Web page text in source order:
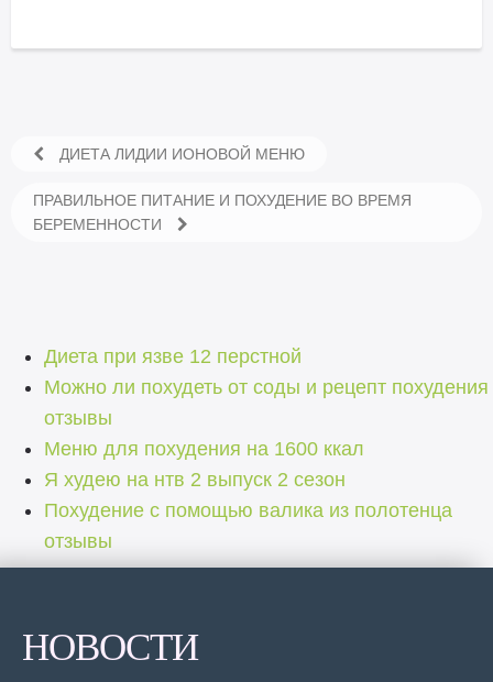
ДИЕТА ЛИДИИ ИОНОВОЙ МЕНЮ
ПРАВИЛЬНОЕ ПИТАНИЕ И ПОХУДЕНИЕ ВО ВРЕМЯ
БЕРЕМЕННОСТИ
Диета при язве 12 перстной
Можно ли похудеть от соды и рецепт похудения
отзывы
Меню для похудения на 1600 ккал
Я худею на нтв 2 выпуск 2 сезон
Похудение с помощью валика из полотенца
отзывы
НОВОСТИ